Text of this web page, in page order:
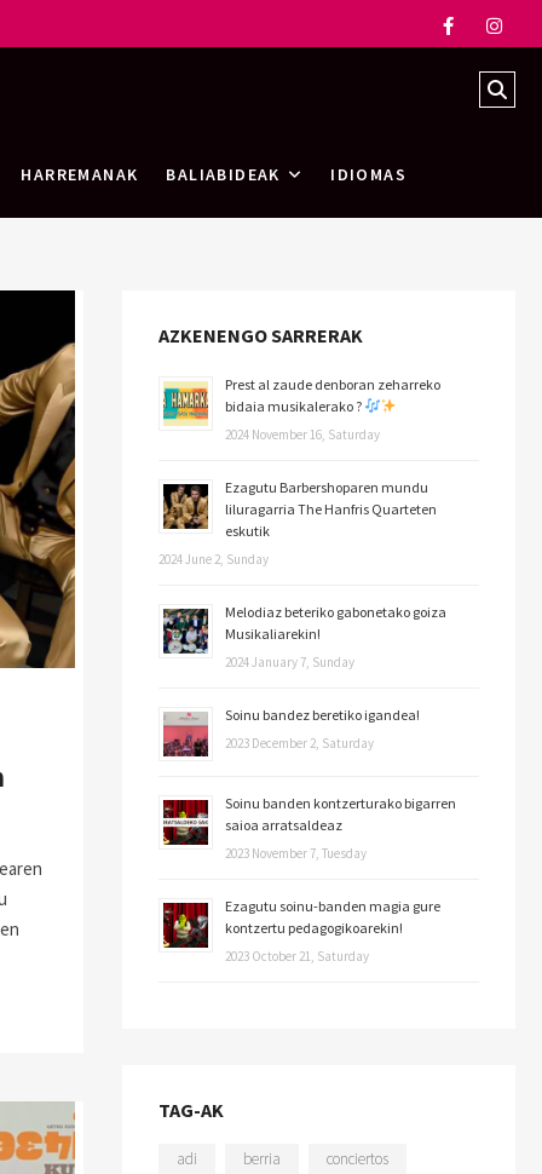
HARREMANAK BALIABIDEAK IDIOMAS
AZKENENGO SARRERAK
Prest al zaude denboran zeharreko
bidaia musikalerako ?
2024 November 16, Saturday
Ezagutu Barbershoparen mundu
liluragarria The Hanfris Quarteten
eskutik
2024 June 2, Sunday
Melodiaz beteriko gabonetako goiza
Musikaliarekin!
2024 January 7, Sunday
Soinu bandez beretiko igandea!
2023 December 2, Saturday
Soinu banden kontzerturako bigarren
saioa arratsaldeaz
2023 November 7, Tuesday
Ezagutu soinu-banden magia gure
kontzertu pedagogikoarekin!
2023 October 21, Saturday
TAG-AK
adi berria conciertos